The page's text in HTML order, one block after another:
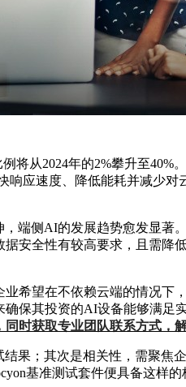
例将从2024年的2%攀升至40%
应速度、降低能耗并减少
端侧AI的发展趋势愈发显著。
安全性有较高要求，且需
希望在不依赖云端的情况
保其投资的AI设备能够满足
时获取专业团队联系方式，
果；其次是相关性，需聚焦
基准测试套件便具备这样的